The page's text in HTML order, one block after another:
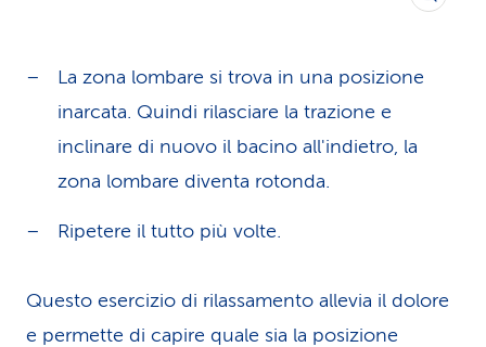
La zona lombare si trova in una posizione
inarcata. Quindi rilasciare la trazione e
inclinare di nuovo il bacino all'indietro, la
zona lombare diventa rotonda.
Ripetere il tutto più volte.
Questo esercizio di rilassamento allevia il dolore
e permette di capire quale sia la posizione